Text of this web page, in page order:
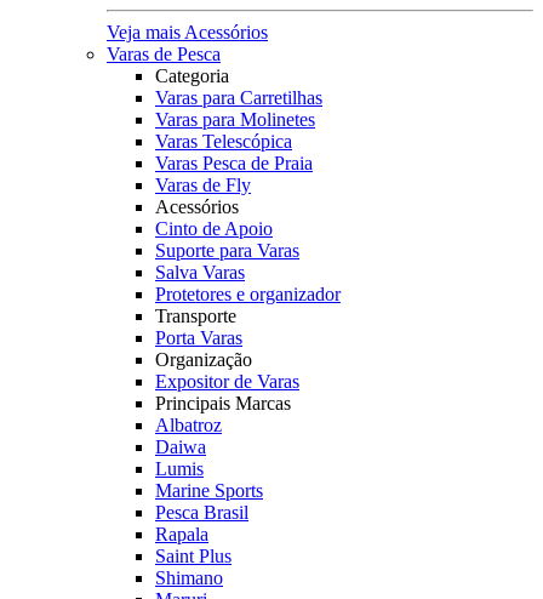
Veja mais Acessórios
Varas de Pesca
Categoria
Varas para Carretilhas
Varas para Molinetes
Varas Telescópica
Varas Pesca de Praia
Varas de Fly
Acessórios
Cinto de Apoio
Suporte para Varas
Salva Varas
Protetores e organizador
Transporte
Porta Varas
Organização
Expositor de Varas
Principais Marcas
Albatroz
Daiwa
Lumis
Marine Sports
Pesca Brasil
Rapala
Saint Plus
Shimano